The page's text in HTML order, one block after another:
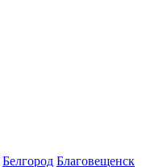
Белгород Благовещенск